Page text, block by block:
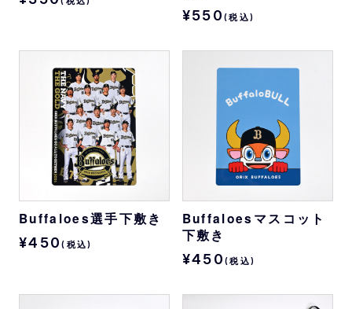
¥550(税込)
Buffaloes選手下敷き
¥450(税込)
Buffaloesマスコット
下敷き
¥450(税込)